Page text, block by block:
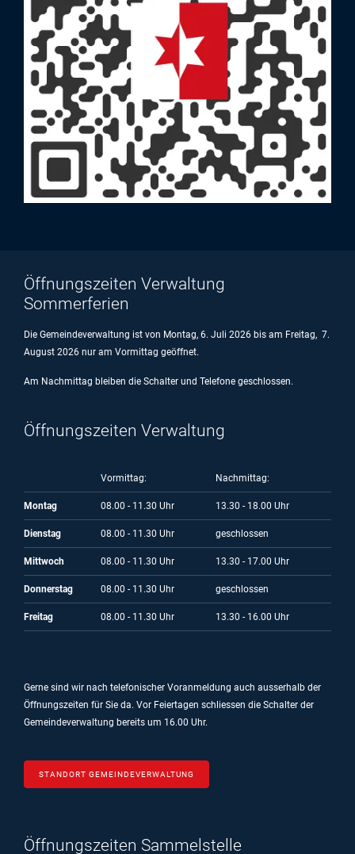
Öffnungszeiten Verwaltung
Sommerferien
Die Gemeindeverwaltung ist von Montag, 6. Juli 2026 bis am Freitag, 7.
August 2026 nur am Vormittag geöffnet.
Am Nachmittag bleiben die Schalter und Telefone geschlossen.
Öffnungszeiten Verwaltung
Vormittag: Nachmittag:
Montag 08.00 - 11.30 Uhr 13.30 - 18.00 Uhr
Dienstag 08.00 - 11.30 Uhr geschlossen
Mittwoch 08.00 - 11.30 Uhr 13.30 - 17.00 Uhr
Donnerstag 08.00 - 11.30 Uhr geschlossen
Freitag 08.00 - 11.30 Uhr 13.30 - 16.00 Uhr
Gerne sind wir nach telefonischer Voranmeldung auch ausserhalb der
Öffnungszeiten für Sie da. Vor Feiertagen schliessen die Schalter der
Gemeindeverwaltung bereits um 16.00 Uhr.
STANDORT GEMEINDEVERWALTUNG
Öffnungszeiten Sammelstelle